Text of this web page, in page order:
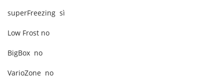
superFreezing sì
Low Frost no
BigBox no
VarioZone no